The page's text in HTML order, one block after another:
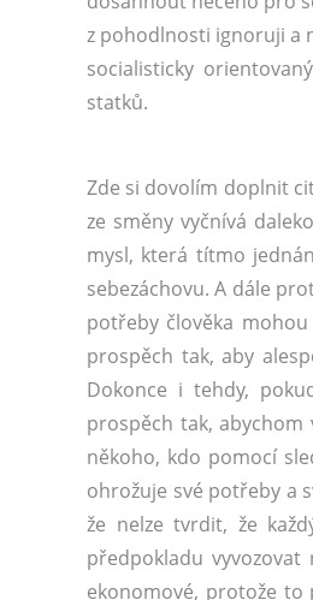
z pohodlnosti ignoruji a
socialisticky
statků.
Zde si dovolím doplnit
ze směny vyčnívá
mysl, která títmo
sebezáchovu. A dále
potřeby člověka
prospěch tak, aby
Dokonce i tehdy,
prospěch tak,
někoho, kdo pomocí
ohrožuje své potřeby a
že nelze tvrdit, že
předpokladu
ekonomové, protože